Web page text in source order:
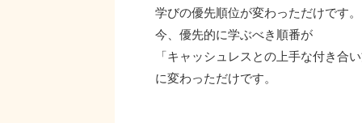
学びの優先順位が変わっただけです。
今、優先的に学ぶべき順番が
「キャッシュレスとの上手な付き合
に変わっただけです。